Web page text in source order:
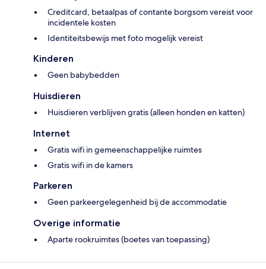
Creditcard, betaalpas of contante borgsom vereist voor
incidentele kosten
Identiteitsbewijs met foto mogelijk vereist
Kinderen
Geen babybedden
Huisdieren
Huisdieren verblijven gratis (alleen honden en katten)
Internet
Gratis wifi in gemeenschappelijke ruimtes
Gratis wifi in de kamers
Parkeren
Geen parkeergelegenheid bij de accommodatie
Overige informatie
Aparte rookruimtes (boetes van toepassing)